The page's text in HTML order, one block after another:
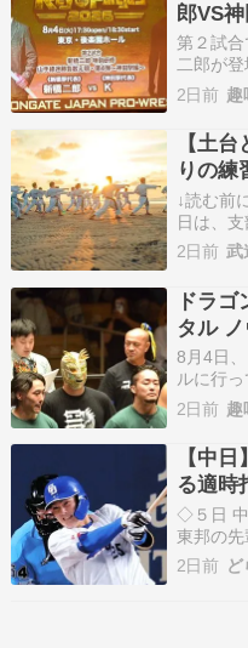
郎VS
第２試
二郎が
二郎・
駅編・
もビニ
顔です
2日前 趣
【土
りの練
で必ず
↓読む前
日は、
報収集
済ませ
到着で
の事で
2日前 武
ドラ
タル ノ
8月4日
ルに行
会であ
から新
が今大
くんが
2日前 趣
【中
る適時
応援歌
◇５日
東邦の
中日の
た。 ２
2日前 ど